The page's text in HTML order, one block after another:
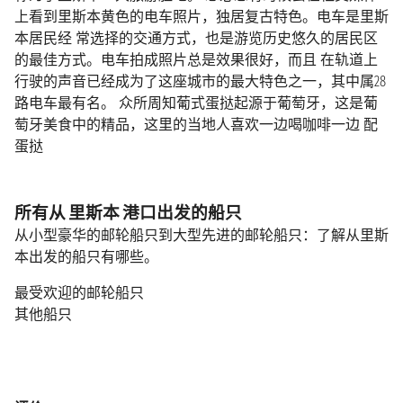
上看到里斯本黄色的电车照片，独居复古特色。电车是里斯
本居民经 常选择的交通方式，也是游览历史悠久的居民区
的最佳方式。电车拍成照片总是效果很好，而且 在轨道上
行驶的声音已经成为了这座城市的最大特色之一，其中属28
路电车最有名。 众所周知葡式蛋挞起源于葡萄牙，这是葡
萄牙美食中的精品，这里的当地人喜欢一边喝咖啡一边 配
蛋挞
所有从 里斯本 港口出发的船只
从小型豪华的邮轮船只到大型先进的邮轮船只：了解从里斯
本出发的船只有哪些。
最受欢迎的邮轮船只
其他船只